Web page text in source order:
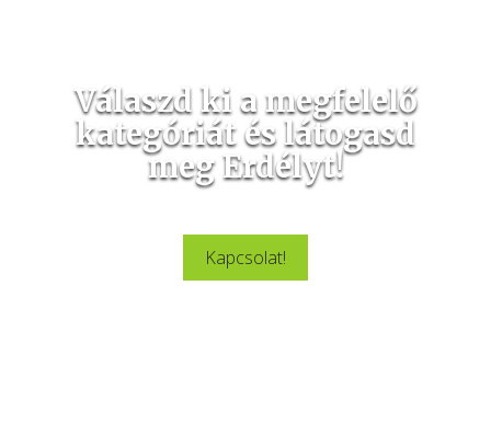
Válaszd ki a megfelelő
kategóriát és látogasd
meg Erdélyt!
Kapcsolat!